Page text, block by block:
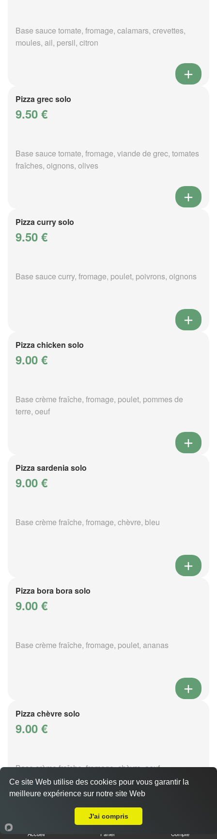
Base sauce tomate, fromage, calamars, crevettes,
moules, ail, persil, citron
Pizza grec solo
9.50 €
Base sauce tomate, fromage, viande de grec, tomates
fraîches, oignons, olives
Pizza curry solo
9.50 €
Base sauce curry, fromage, poulet, poivrons, oignons
Pizza chicken solo
9.00 €
Base crème fraîche, fromage, poulet, pommes de
terre, oeuf
Pizza sardenia solo
9.00 €
Base crème fraîche, fromage, chèvre, bleu
Pizza bora bora solo
9.00 €
Base crème fraîche, fromage, poulet, ananas
Pizza chèvre solo
9.00 €
Base crème fraîche, fromage, chèvre, oeuf
Pizza normande solo
Accueil Panier Compte
Ce site Web utilise des cookies pour vous garantir la
meilleure expérience sur notre site Web
J'ai compris